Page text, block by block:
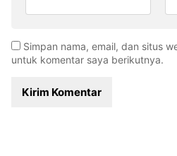
Simpan nama, email, dan situs
untuk komentar saya berikutnya.